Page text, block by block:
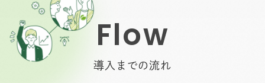
Flow
導入までの流れ